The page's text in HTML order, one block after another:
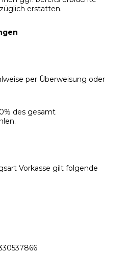
erstatten.
per Überweisung oder
des gesamt
Vorkasse gilt folgende